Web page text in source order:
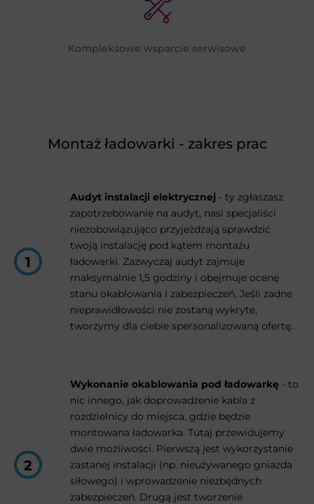
Kompleksowe wsparcie serwisowe
Montaż ładowarki - zakres prac
Audyt instalacji elektrycznej - ty zgłaszasz
zapotrzebowanie na audyt, nasi specjaliści
niezobowiązująco przyjeżdżają sprawdzić
twoją instalację pod kątem montażu
ładowarki. Zazwyczaj audyt zajmuje
maksymalnie 1,5 godziny i obejmuje ocenę
stanu okablowania i zabezpieczeń. Jeśli żadne
nieprawidłowości nie zostaną wykryte,
tworzymy dla ciebie spersonalizowaną ofertę.
Wykonanie okablowania pod ładowarkę - to
nic innego, jak doprowadzenie kabla z
rozdzielnicy do miejsca, gdzie będzie
montowana ładowarka. Tutaj przewidujemy
dwie możliwości. Pierwszą jest wykorzystanie
zastanej instalacji (np. nieużywanego gniazda
siłowego) i wprowadzenie niezbędnych
zabezpieczeń. Drugą jest tworzenie